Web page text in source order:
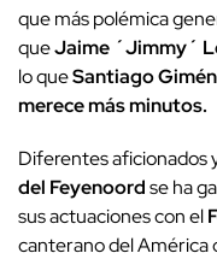
que más polémica
queJaime ´Jimmy´
lo queSantiago
merece más minutos.
Diferentes aficionados
del Feyenoordse ha
sus actuaciones con el
canterano del América